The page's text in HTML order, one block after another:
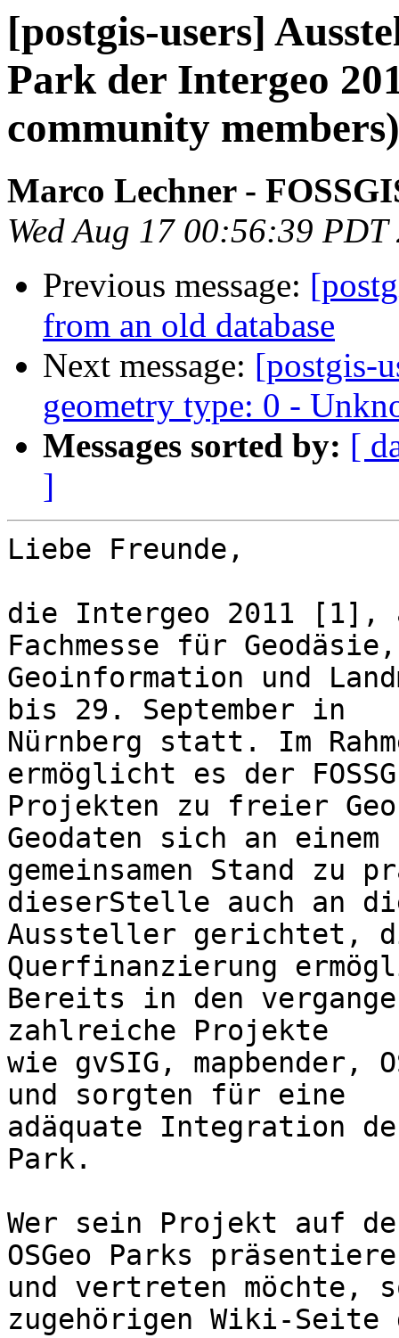
[postgis-users]
Park der Intergeo
community members)
Marco Lechner -
Wed Aug 17 00:56:39 PDT
Previous message:
from an old database
Next message: [postgis-
geometry type: 0 -
Messages sorted by: [
]
Liebe Freunde,
die Intergeo 2011 [1],
Fachmesse für Geodäsie,
Geoinformation und
bis 29. September in
Nürnberg statt. Im
ermöglicht es der
Projekten zu freier
Geodaten sich an einem
gemeinsamen Stand zu
dieserStelle auch an
Aussteller gerichtet,
Querfinanzierung
Bereits in den
zahlreiche Projekte
wie gvSIG,
und sorgten für eine
adäquate Integration
Park.
Wer sein Projekt auf
OSGeo Parks
und vertreten
zugehörigen Wiki-Seite